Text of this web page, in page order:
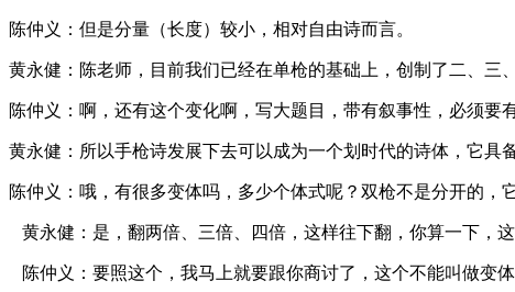
陈仲义：但是分量（长度）较小，相对自由诗而言。
黄永健：陈老师，目前我们已经在单枪的基础上，创制了二、三
陈仲义：啊，还有这个变化啊，写大题目，带有叙事性，必须要
黄永健：所以手枪诗发展下去可以成为一个划时代的诗体，它具
陈仲义：哦，有很多变体吗，多少个体式呢？双枪不是分开的，
黄永健：是，翻两倍、三倍、四倍，这样往下翻，你算一下，
陈仲义：要照这个，我马上就要跟你商讨了，这个不能叫做变